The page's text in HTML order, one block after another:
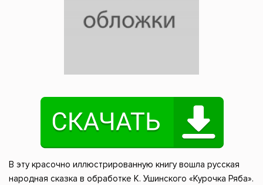
В эту красочно иллюстрированную книгу вошла русская
народная сказка в обработке К. Ушинского «Курочка Ряба».